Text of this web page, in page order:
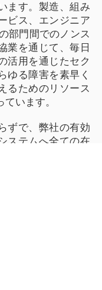
ます。製造、組み
ビス、エンジニア
部門間でのノンス
業を通じて、毎日
活用を通じたセク
ゆる障害を素早く
るためのリソース
います。
ずで、弊社の有効
ステムへ全ての在